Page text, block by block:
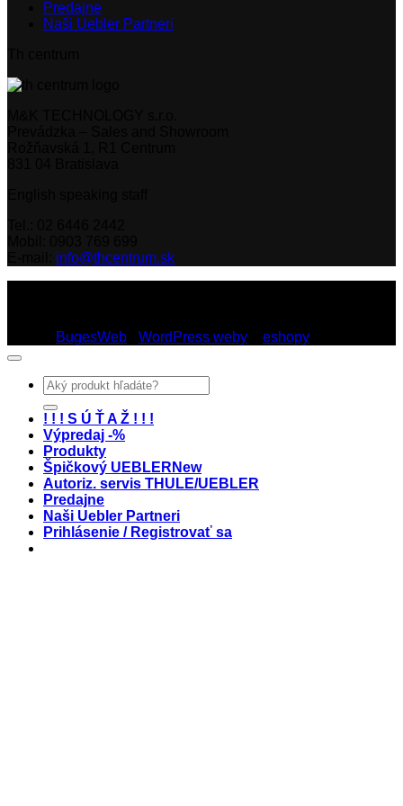
Predajne
Naši Uebler Partneri
info@thcentrum.sk
BugesWeb WordPress weby eshopy
Hľadať:
! ! ! S Ú Ť A Ž ! ! !
Výpredaj -%
Produkty
Špičkový UEBLER
Autoriz. servis THULE/UEBLER
Predajne
Naši Uebler Partneri
Prihlásenie / Registrovať sa